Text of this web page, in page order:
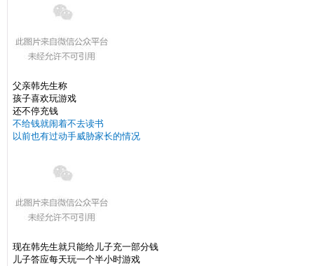
父亲韩先生称
孩子喜欢玩游戏
还不停充钱
不给钱就闹着不去读书
以前也有过动手威胁家长的情况
现在韩先生就只能给儿子充一部分钱
儿子答应每天玩一个半小时游戏